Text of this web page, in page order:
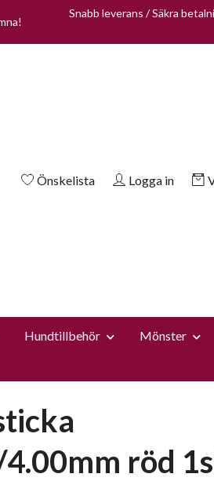
Snabb leverans / Säkra
Önskelista Logga in
Hundtillbehör
Mönster
röd